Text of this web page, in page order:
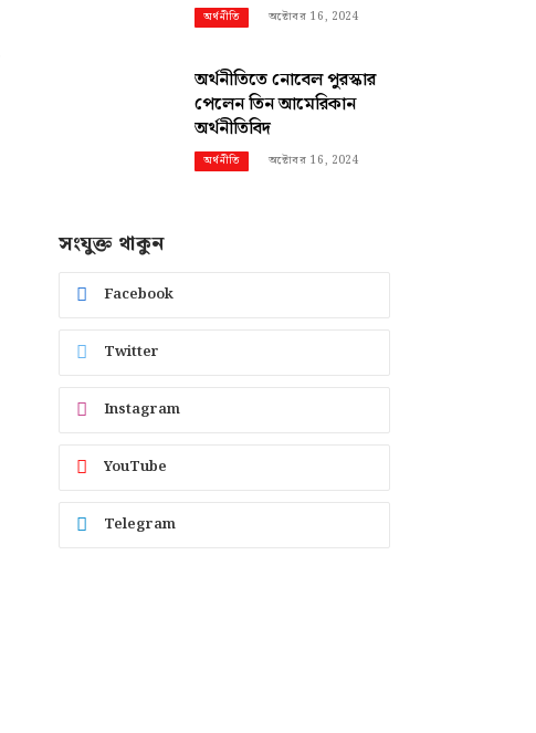
অর্থনীতি অক্টোবর 16, 2024
অর্থনীতিতে নোবেল পুরস্কার
পেলেন তিন আমেরিকান
অর্থনীতিবিদ
অর্থনীতি অক্টোবর 16, 2024
সংযুক্ত থাকুন
Facebook
Twitter
Instagram
YouTube
Telegram